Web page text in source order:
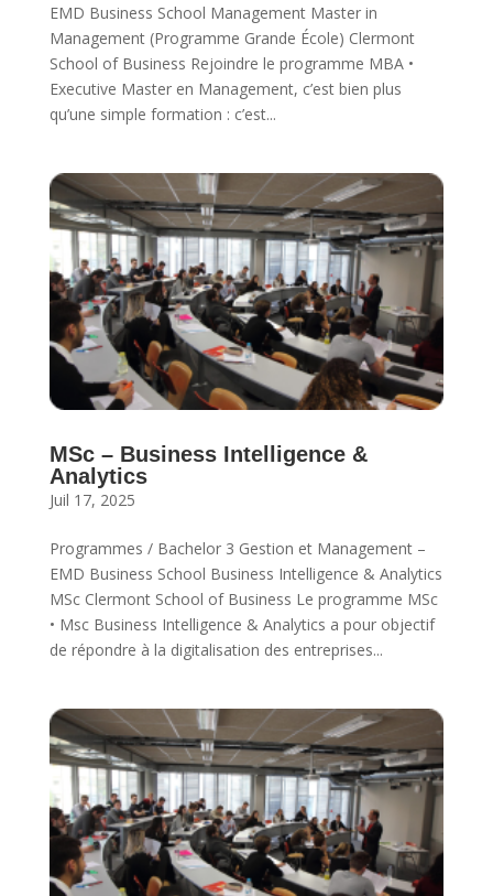
EMD Business School Management Master in
Management (Programme Grande École) Clermont
School of Business Rejoindre le programme MBA •
Executive Master en Management, c’est bien plus
qu’une simple formation : c’est...
MSc – Business Intelligence &
Analytics
Juil 17, 2025
Programmes / Bachelor 3 Gestion et Management –
EMD Business School Business Intelligence & Analytics
MSc Clermont School of Business Le programme MSc
• Msc Business Intelligence & Analytics a pour objectif
de répondre à la digitalisation des entreprises...